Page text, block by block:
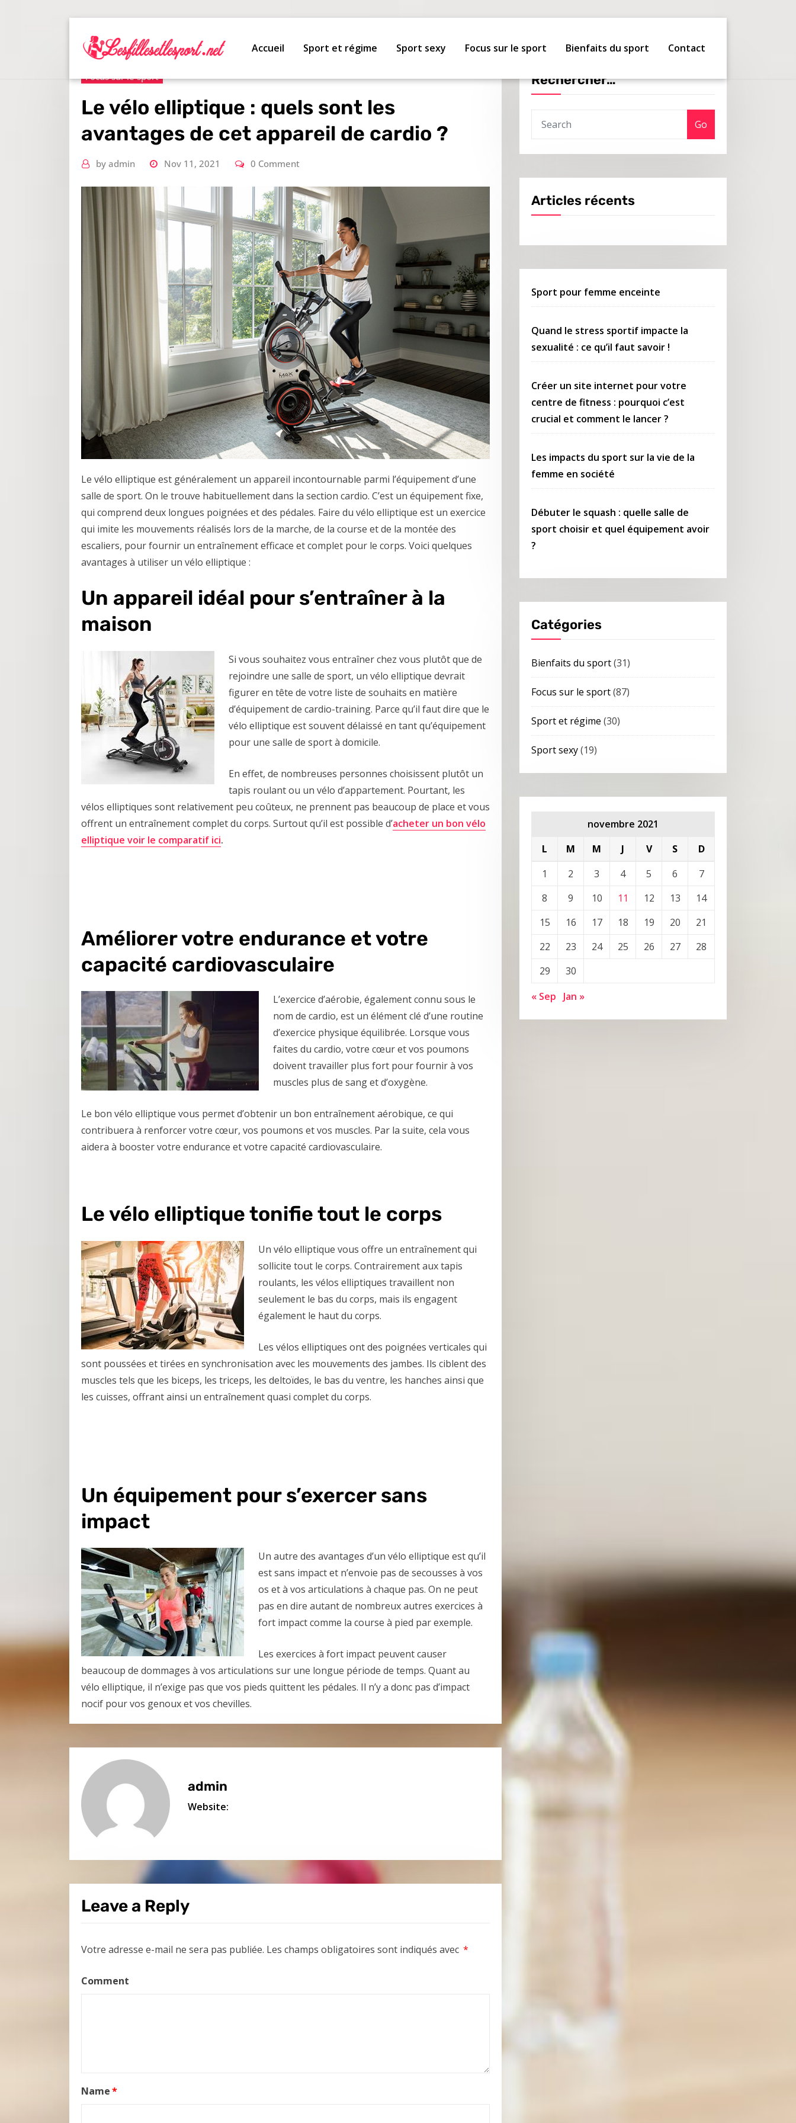
Accueil Sport et régime Sport sexy Focus sur le sport Bienfaits du sport Contact
Focus sur le sport
Le vélo elliptique : quels sont les
avantages de cet appareil de cardio ?
by admin Nov 11, 2021 0 Comment
Le vélo elliptique est généralement un appareil incontournable parmi l’équipement d’une
salle de sport. On le trouve habituellement dans la section cardio. C’est un équipement fixe,
qui comprend deux longues poignées et des pédales. Faire du vélo elliptique est un exercice
qui imite les mouvements réalisés lors de la marche, de la course et de la montée des
escaliers, pour fournir un entraînement efficace et complet pour le corps. Voici quelques
avantages à utiliser un vélo elliptique :
Un appareil idéal pour s’entraîner à la
maison
Si vous souhaitez vous entraîner chez vous plutôt que de
rejoindre une salle de sport, un vélo elliptique devrait
figurer en tête de votre liste de souhaits en matière
d’équipement de cardio-training. Parce qu’il faut dire que le
vélo elliptique est souvent délaissé en tant qu’équipement
pour une salle de sport à domicile.
En effet, de nombreuses personnes choisissent plutôt un
tapis roulant ou un vélo d’appartement. Pourtant, les
vélos elliptiques sont relativement peu coûteux, ne prennent pas beaucoup de place et vous
offrent un entraînement complet du corps. Surtout qu’il est possible d’acheter un bon vélo
elliptique voir le comparatif ici.
Améliorer votre endurance et votre
capacité cardiovasculaire
L’exercice d’aérobie, également connu sous le
nom de cardio, est un élément clé d’une routine
d’exercice physique équilibrée. Lorsque vous
faites du cardio, votre cœur et vos poumons
doivent travailler plus fort pour fournir à vos
muscles plus de sang et d’oxygène.
Le bon vélo elliptique vous permet d’obtenir un bon entraînement aérobique, ce qui
contribuera à renforcer votre cœur, vos poumons et vos muscles. Par la suite, cela vous
aidera à booster votre endurance et votre capacité cardiovasculaire.
Le vélo elliptique tonifie tout le corps
Un vélo elliptique vous offre un entraînement qui
sollicite tout le corps. Contrairement aux tapis
roulants, les vélos elliptiques travaillent non
seulement le bas du corps, mais ils engagent
également le haut du corps.
Les vélos elliptiques ont des poignées verticales qui
sont poussées et tirées en synchronisation avec les mouvements des jambes. Ils ciblent des
muscles tels que les biceps, les triceps, les deltoïdes, le bas du ventre, les hanches ainsi que
les cuisses, offrant ainsi un entraînement quasi complet du corps.
Un équipement pour s’exercer sans
impact
Un autre des avantages d’un vélo elliptique est qu’il
est sans impact et n’envoie pas de secousses à vos
os et à vos articulations à chaque pas. On ne peut
pas en dire autant de nombreux autres exercices à
fort impact comme la course à pied par exemple.
Les exercices à fort impact peuvent causer
beaucoup de dommages à vos articulations sur une longue période de temps. Quant au
vélo elliptique, il n’exige pas que vos pieds quittent les pédales. Il n’y a donc pas d’impact
nocif pour vos genoux et vos chevilles.
admin
Website:
Leave a Reply
Votre adresse e-mail ne sera pas publiée. Les champs obligatoires sont indiqués avec *
Comment
Name*
Rechercher…
Go
Articles récents
Sport pour femme enceinte
Quand le stress sportif impacte la
sexualité : ce qu’il faut savoir !
Créer un site internet pour votre
centre de fitness : pourquoi c’est
crucial et comment le lancer ?
Les impacts du sport sur la vie de la
femme en société
Débuter le squash : quelle salle de
sport choisir et quel équipement avoir
?
Catégories
Bienfaits du sport(31)
Focus sur le sport(87)
Sport et régime (30)
Sport sexy(19)
novembre 2021
L
M M J V S
D
1
2 3 4 5 6
7
8
9 10 11 12 13
14
15
16 17 18 19 20
21
22
23 24 25 26 27
28
29
30
« Sep
Jan »